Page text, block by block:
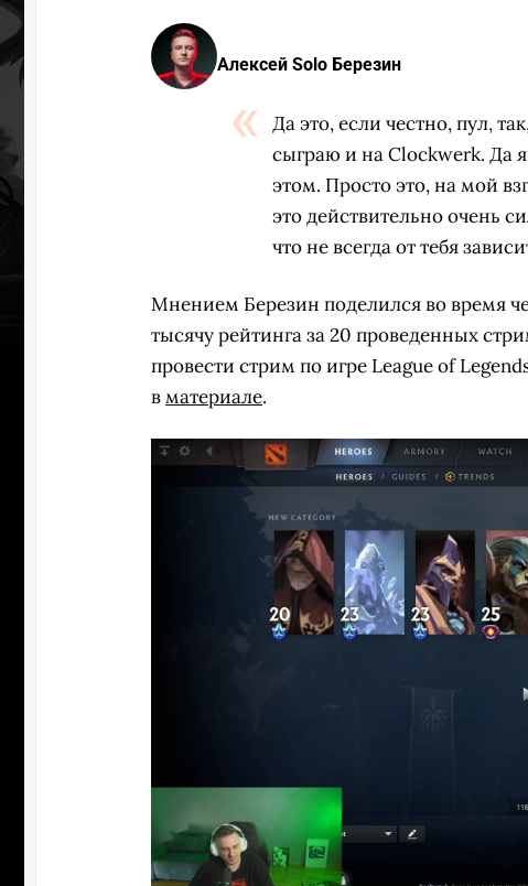
Алексей Solo Березин
Да это, если честно, пул,
сыграю и на Clockwerk. Да
этом. Просто это, на мой
это действительно очень
что не всегда от тебя
Мнением Березин поделился во время
тысячу рейтинга за 20 проведенных
провести стрим по игре League of
вматериале.